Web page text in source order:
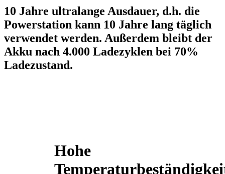
10 Jahre ultralange Ausdauer, d.h. die
Powerstation kann 10 Jahre lang täglich
verwendet werden. Außerdem bleibt der
Akku nach 4.000 Ladezyklen bei 70%
Ladezustand.
Hohe